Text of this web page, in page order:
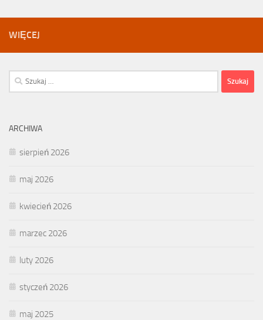
WIĘCEJ
Szukaj:
ARCHIWA
sierpień 2026
maj 2026
kwiecień 2026
marzec 2026
luty 2026
styczeń 2026
maj 2025